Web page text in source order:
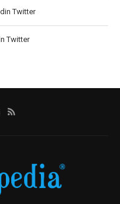
Twitter
Twitter